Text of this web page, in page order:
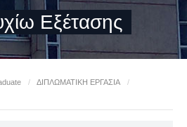
Εξέτασης
/ ΔΙΠΛΩΜΑΤΙΚΗ ΕΡΓΑΣΙΑ
/